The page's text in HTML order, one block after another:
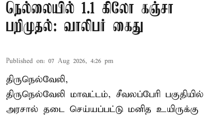
நெல்லையில் 1.1 கிலோ கஞ்சா
பறிமுதல்: வாலிபர் கைது
Published on: 07 Aug 2026, 4:26 pm
திருநெல்வேலி,
திருநெல்வேலி மாவட்டம், சீவலப்பேரி பகுதியில்
அரசால் தடை செய்யப்பட்டு மனித உயிருக்கு